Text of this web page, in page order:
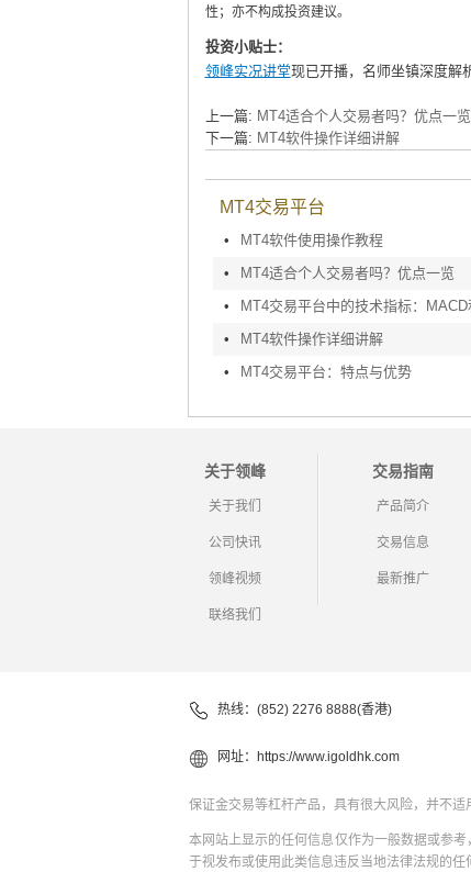
性；亦不构成投资建议。
投资小贴士：
领峰实况讲堂现已开播，名师坐镇深度解
上一篇: MT4适合个人交易者吗？优点一览
下一篇: MT4软件操作详细讲解
MT4交易平台
•
MT4软件使用操作教程
•
MT4适合个人交易者吗？优点一览
•
•
MT4软件操作详细讲解
•
MT4交易平台：特点与优势
关于领峰
关于我们
公司快讯
领峰视频
联络我们
交易指南
产品简介
交易信息
最新推广
热线：(852) 2276 8888(香港)
网址： https://www.igoldhk.com
保证金交易等杠杆产品，具有很大风险，并不
本网站上显示的任何信息仅作为一般数据或参
于视发布或使用此类信息违反当地法律法规的